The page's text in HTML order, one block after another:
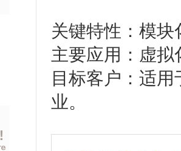
关键特性：模
主要应用：虚
目标客户：适
业。